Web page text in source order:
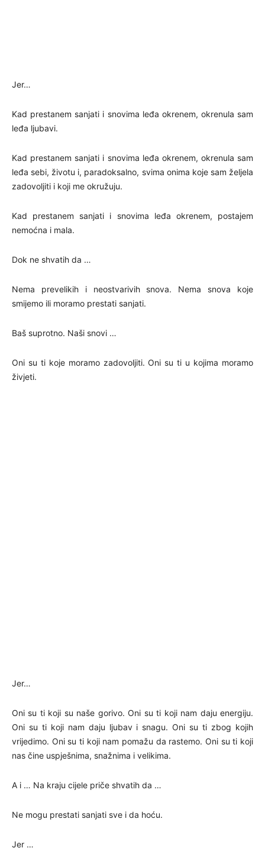
Jer…
Kad prestanem sanjati i snovima leđa okrenem, okrenula sam
leđa ljubavi.
Kad prestanem sanjati i snovima leđa okrenem, okrenula sam
leđa sebi, životu i, paradoksalno, svima onima koje sam željela
zadovoljiti i koji me okružuju.
Kad prestanem sanjati i snovima leđa okrenem, postajem
nemoćna i mala.
Dok ne shvatih da …
Nema prevelikih i neostvarivih snova. Nema snova koje
smijemo ili moramo prestati sanjati.
Baš suprotno. Naši snovi …
Oni su ti koje moramo zadovoljiti. Oni su ti u kojima moramo
živjeti.
Jer…
Oni su ti koji su naše gorivo. Oni su ti koji nam daju energiju.
Oni su ti koji nam daju ljubav i snagu. Oni su ti zbog kojih
vrijedimo. Oni su ti koji nam pomažu da rastemo. Oni su ti koji
nas čine uspješnima, snažnima i velikima.
A i … Na kraju cijele priče shvatih da …
Ne mogu prestati sanjati sve i da hoću.
Jer …